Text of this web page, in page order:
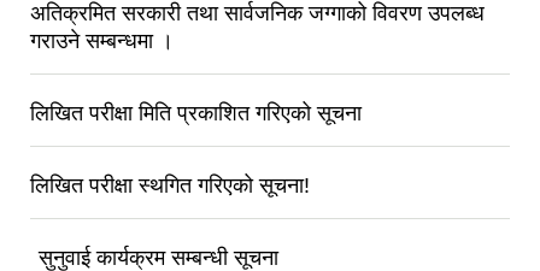
अतिक्रमित सरकारी तथा सार्वजनिक जग्गाको विवरण उपलब्ध
गराउने सम्बन्धमा ।
लिखित परीक्षा मिति प्रकाशित गरिएको सूचना
लिखित परीक्षा स्थगित गरिएको सूचना!
सुनुवाई कार्यक्रम सम्बन्धी सूचना